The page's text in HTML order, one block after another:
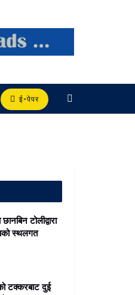
ई-पेपर
टोलीद्वारा
स्थलगत
टक्करबाट दुई